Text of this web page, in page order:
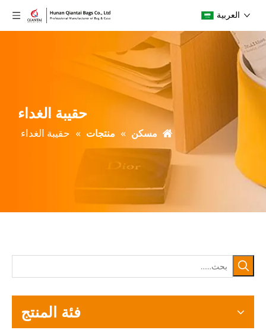
العربية
حقيبة الغداء
مسكن » منتجات » حقيبة الغداء
فئة المنتج